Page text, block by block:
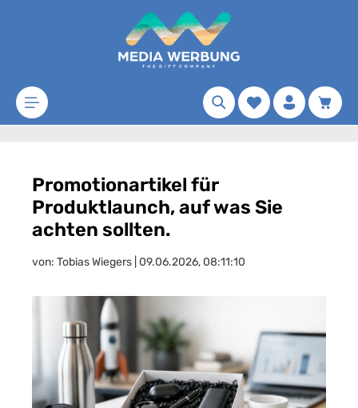
Zum Hauptinhalt springen
Merkzettel
Promotionartikel für
Produktlaunch, auf was Sie
achten sollten.
von: Tobias Wiegers | 09.06.2026, 08:11:10